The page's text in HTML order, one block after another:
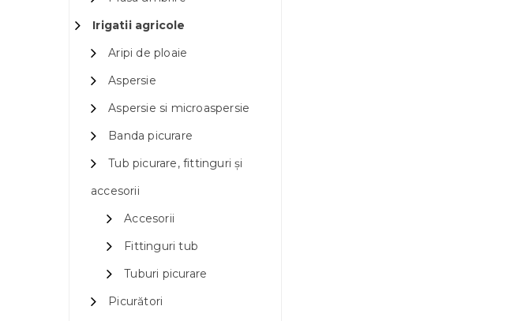
Irigatii agricole
Aripi de ploaie
Aspersie
Aspersie si microaspersie
Banda picurare
Tub picurare, fittinguri și
accesorii
Accesorii
Fittinguri tub
Tuburi picurare
Picurători